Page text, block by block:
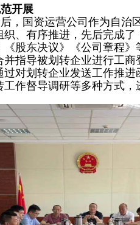
开展
国资运营公司作为自治
、有序推进，先后完成
股东决议》《公司章程
指导被划转企业进行工
对划转企业发送工作推
作督导调研等多种方式